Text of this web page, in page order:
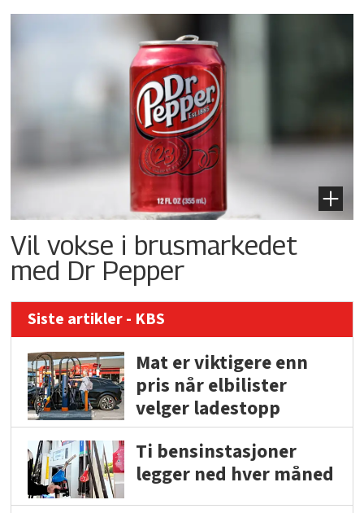
Vil vokse i brusmarkedet
med Dr Pepper
Siste artikler - KBS
Mat er viktigere enn
pris når elbilister
velger ladestopp
Ti bensinstasjoner
legger ned hver måned